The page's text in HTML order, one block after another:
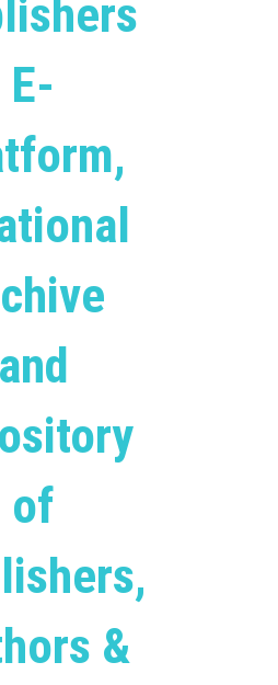
E-
and
of
&